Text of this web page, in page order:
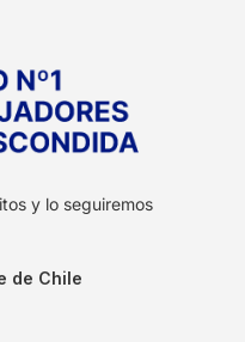
y lo seguiremos
de Chile